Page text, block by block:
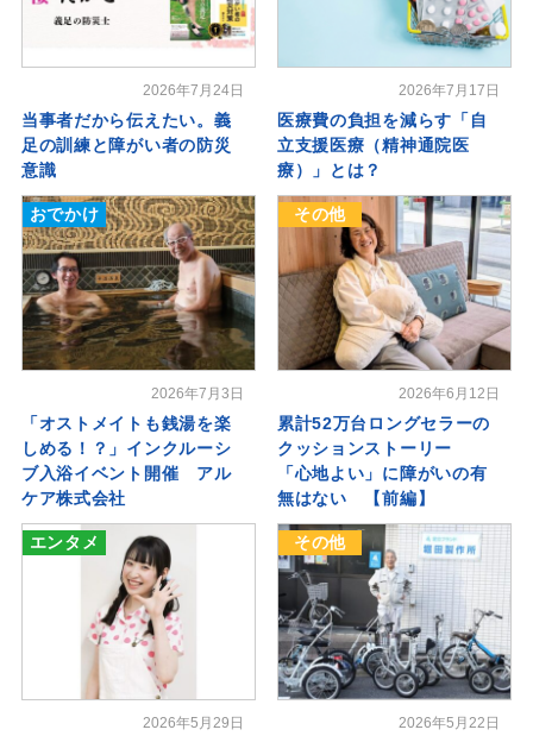
2026年7月24日
当事者だから伝えたい。義
足の訓練と障がい者の防災
意識
2026年7月17日
医療費の負担を減らす「自
立支援医療（精神通院医
療）」とは？
おでかけ
2026年7月3日
「オストメイトも銭湯を楽
しめる！？」インクルーシ
ブ入浴イベント開催 アル
ケア株式会社
その他
2026年6月12日
累計52万台ロングセラーの
クッションストーリー
「心地よい」に障がいの有
無はない 【前編】
エンタメ
2026年5月29日
その他
2026年5月22日